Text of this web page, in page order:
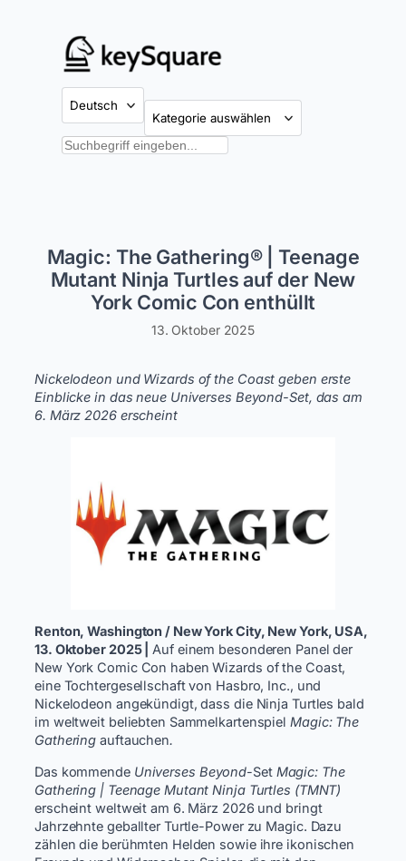
Suchen
Magic: The Gathering® | Teenage
Mutant Ninja Turtles auf der New
York Comic Con enthüllt
13. Oktober 2025
Nickelodeon und Wizards of the Coast geben erste
Einblicke in das neue Universes Beyond-Set, das am
6. März 2026 erscheint
Renton, Washington / New York City, New York, USA,
13. Oktober 2025 |
Auf einem besonderen Panel der
New York Comic Con haben Wizards of the Coast,
eine Tochtergesellschaft von Hasbro, Inc., und
Nickelodeon angekündigt, dass die Ninja Turtles bald
im weltweit beliebten Sammelkartenspiel Magic: The
Gathering auftauchen.
Das kommende Universes Beyond-Set Magic: The
Gathering | Teenage Mutant Ninja Turtles (TMNT)
erscheint weltweit am 6. März 2026 und bringt
Jahrzehnte geballter Turtle-Power zu Magic. Dazu
zählen die berühmten Helden sowie ihre ikonischen